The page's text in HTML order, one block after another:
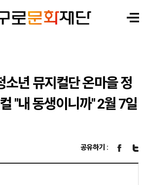
소년 뮤지컬단 온마을 정
"내 동생이니까" 2월 7일
공유하기 :